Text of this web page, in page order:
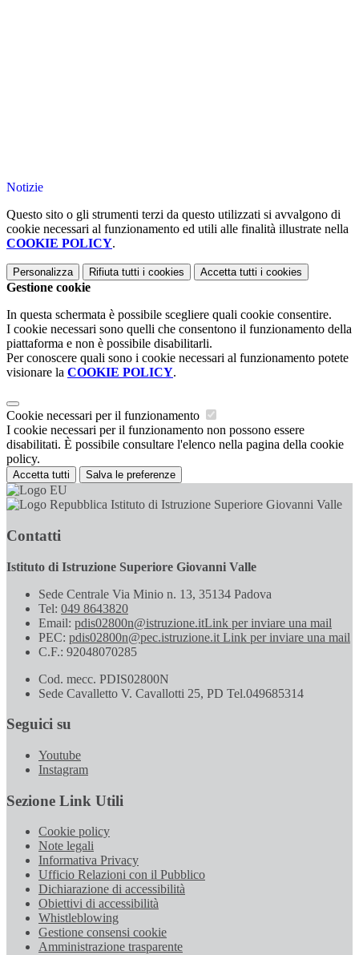
Notizie
Questo sito o gli strumenti terzi da questo utilizzati si avvalgono di
cookie necessari al funzionamento ed utili alle finalità illustrate nella
COOKIE POLICY.
Personalizza Rifiuta tutti i cookies Accetta tutti i cookies
Gestione cookie
In questa schermata è possibile scegliere quali cookie consentire.
I cookie necessari sono quelli che consentono il funzionamento della
piattaforma e non è possibile disabilitarli.
Per conoscere quali sono i cookie necessari al funzionamento potete
visionare la COOKIE POLICY.
Cookie necessari per il funzionamento
I cookie necessari per il funzionamento non possono essere
disabilitati. È possibile consultare l'elenco nella pagina della cookie
policy.
Accetta tutti Salva le preferenze
Istituto di Istruzione Superiore Giovanni Valle
Contatti
Istituto di Istruzione Superiore Giovanni Valle
Sede Centrale Via Minio n. 13, 35134 Padova
Tel: 049 8643820
Email: pdis02800n@istruzione.itLink per inviare una mail
PEC: pdis02800n@pec.istruzione.it Link per inviare una mail
C.F.: 92048070285
Cod. mecc. PDIS02800N
Sede Cavalletto V. Cavallotti 25, PD Tel.049685314
Seguici su
Youtube
Instagram
Sezione Link Utili
Cookie policy
Note legali
Informativa Privacy
Ufficio Relazioni con il Pubblico
Dichiarazione di accessibilità
Obiettivi di accessibilità
Whistleblowing
Gestione consensi cookie
Amministrazione trasparente